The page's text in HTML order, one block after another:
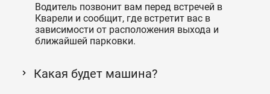
Водитель позвонит вам перед встречей в
Кварели и сообщит, где встретит вас в
зависимости от расположения выхода и
ближайшей парковки.
Какая будет машина?